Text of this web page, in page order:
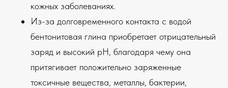
кожных заболеваниях.
Из-за долговременного контакта с водой
бентонитовая глина приобретает отрицательный
заряд и высокий рН, благодаря чему она
притягивает положительно заряженные
токсичные вещества, металлы, бактерии,